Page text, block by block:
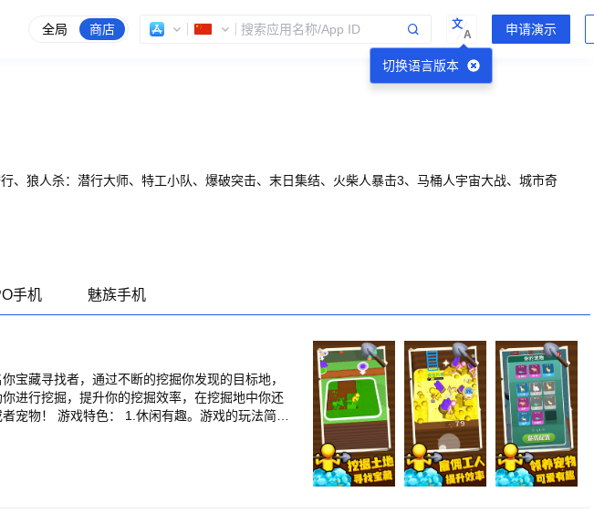
全局 商店
切换语言版本
文
A
、狼人杀：潜行大师、特工小队、爆破突击、末日集结、火柴人暴击3、马桶人宇宙大战、城市奇
手机 魅族手机
宝藏寻找者，通过不断的挖掘你发现的目标地，
进行挖掘，提升你的挖掘效率，在挖掘地中你还
的玩法简单
富造型。游戏中丰富的造型让玩家能用不同的形